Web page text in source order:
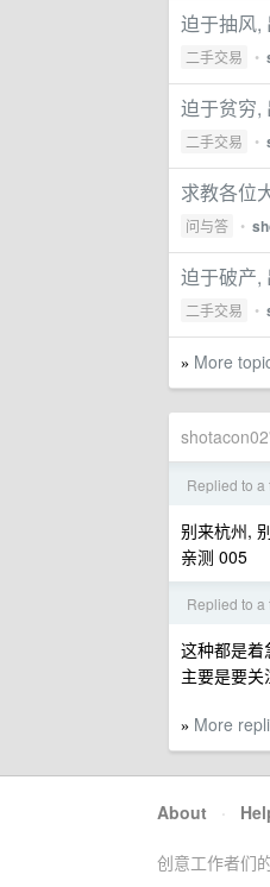
迫于抽风,
二手交易 •
迫于贫穷,
二手交易 •
求教各位
问与答 •
迫于破产,
二手交易 •
» More
Replied to a
别来杭州,
亲测 005
Replied to a
这种都是着
主要是要
» More
About ·
创意工作者们